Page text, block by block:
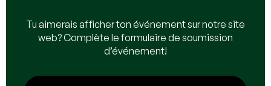
Tu aimerais afficher ton événement sur notre site
web? Complète le formulaire de soumission
d’événement!